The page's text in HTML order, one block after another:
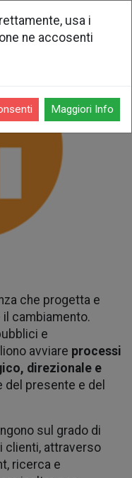
che progetta e
cambiamento.
e
avviare processi
direzionale e
del presente e del
sul grado di
clienti, attraverso
ricerca e
usa i
ne accosenti
Maggiori Info